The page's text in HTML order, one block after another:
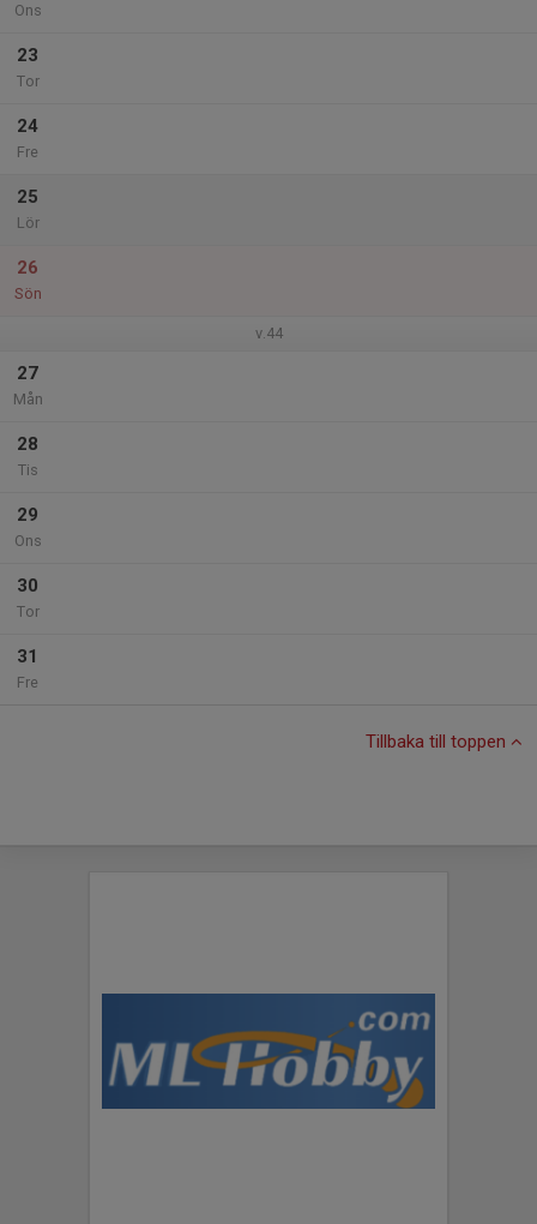
Ons
23
Tor
24
Fre
25
Lör
26
Sön
v.44
27
Mån
28
Tis
29
Ons
30
Tor
31
Fre
Tillbaka till toppen